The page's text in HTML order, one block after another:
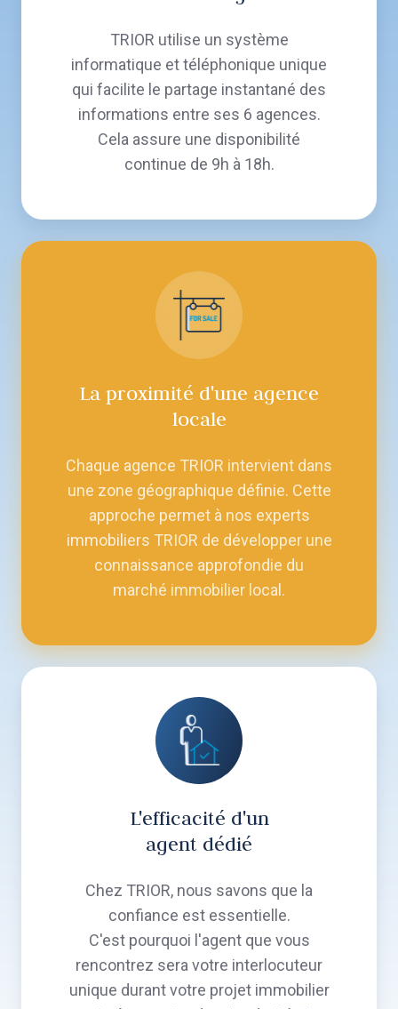
TRIOR utilise un système
informatique et téléphonique unique
qui facilite le partage instantané des
informations entre ses 6 agences.
Cela assure une disponibilité
continue de 9h à 18h.
La proximité d'une agence
locale
Chaque agence TRIOR intervient dans
une zone géographique définie. Cette
approche permet à nos experts
immobiliers TRIOR de développer une
connaissance approfondie du
marché immobilier local.
L'efficacité d'un
agent dédié
Chez TRIOR, nous savons que la
confiance est essentielle.
C'est pourquoi l'agent que vous
rencontrez sera votre interlocuteur
unique durant votre projet immobilier